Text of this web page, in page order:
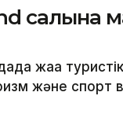
салына
жаңа
және спорт